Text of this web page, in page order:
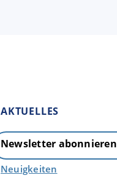
AKTUELLES
Newsletter abonnieren
Neuigkeiten